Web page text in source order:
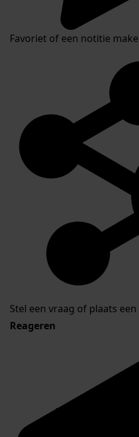
Favoriet of een notitie
Stel een vraag of plaats
Reageren